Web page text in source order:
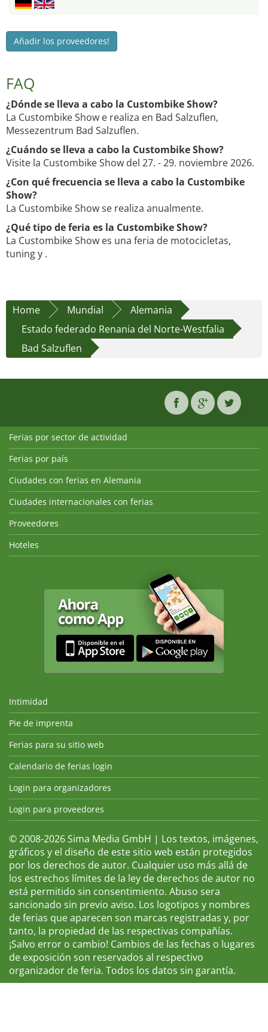
Añadir los proveedores!
FAQ
¿Dónde se lleva a cabo la Custombike Show?
La Custombike Show e realiza en Bad Salzuflen,
Messezentrum Bad Salzuflen.
¿Cuándo se lleva a cabo la Custombike Show?
Visite la Custombike Show del 27. - 29. noviembre 2026.
¿Con qué frecuencia se lleva a cabo la Custombike
Show?
La Custombike Show se realiza anualmente.
¿Qué tipo de feria es la Custombike Show?
La Custombike Show es una feria de motocicletas,
tuning y .
Home Mundial
Alemania
Estado federado Renania del Norte-Westfalia
Bad Salzuflen
Ferias por sector de actividad
Ferias por país
Ciudades con ferias en Alemania
Ciudades internacionales con ferias
Proveedores
Hoteles
Intimidad
Pie de imprenta
Ferias para su sitio web
Calendario de ferias login
Login para organizadores
Login para proveedores
© 2008-2026 Sima Media GmbH | Los textos, imágenes,
gráficos y el diseño de este sitio web están protegidos
por los derechos de autor. Cualquier uso más allá de
los estrechos límites de la ley de derechos de autor no
está permitido sin consentimiento. Abuso sera
sancionado sin previo aviso. Los logotipos y nombres
de ferias que aparecen son marcas registradas y, por
tanto, la propiedad de las respectivas compañías.
¡Salvo error o cambio! Cambios de las fechas o lugares
de exposición son reservados al respectivo
organizador de feria. Todos los datos sin garantía.